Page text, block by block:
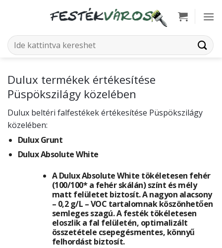
Keresés
a
Dulux termékek értékesítése
Püspökszilágy közelében
Dulux beltéri falfestékek értékesítése Püspökszilágy
közelében:
Dulux Grunt
Dulux Absolute White
A Dulux Absolute White tökéletesen fehér
(100/100* a fehér skálán) színt és mély
matt felületet biztosít. A nagyon alacsony
– 0,2 g/L – VOC tartalomnak köszönhetően
semleges szagú. A festék tökéletesen
eloszlik a fal felületén, optimalizált
összetétele csepegésmentes, könnyű
felhordást biztosít.